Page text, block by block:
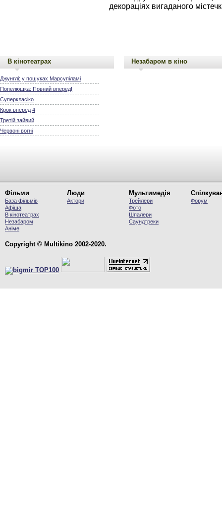
декораціях вигаданого
В кінотеатрах
Джунглі: у пошуках Марсупіламі
Попелюшка: Повний вперед!
Суперкласіко
Крок вперед 4
Третій зайвий
Червоні вогні
Незабаром в кіно
Фільми
База фільмів
Афіша
В кінотеатрах
Незабаром
Аніме
Люди
Актори
Мультимедія
Трейлери
Фото
Шпалери
Саундтреки
Форум
Copyright © Multikino 2002-2020.